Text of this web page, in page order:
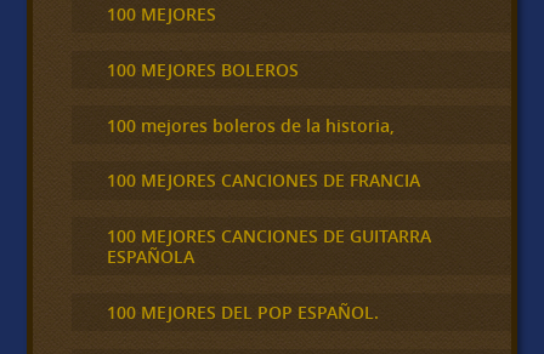
100 MEJORES
100 MEJORES BOLEROS
100 mejores boleros de la historia,
100 MEJORES CANCIONES DE FRANCIA
100 MEJORES CANCIONES DE GUITARRA
ESPAÑOLA
100 MEJORES DEL POP ESPAÑOL.